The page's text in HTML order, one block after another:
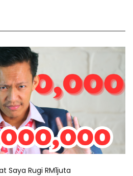
Saya Rugi RM1juta